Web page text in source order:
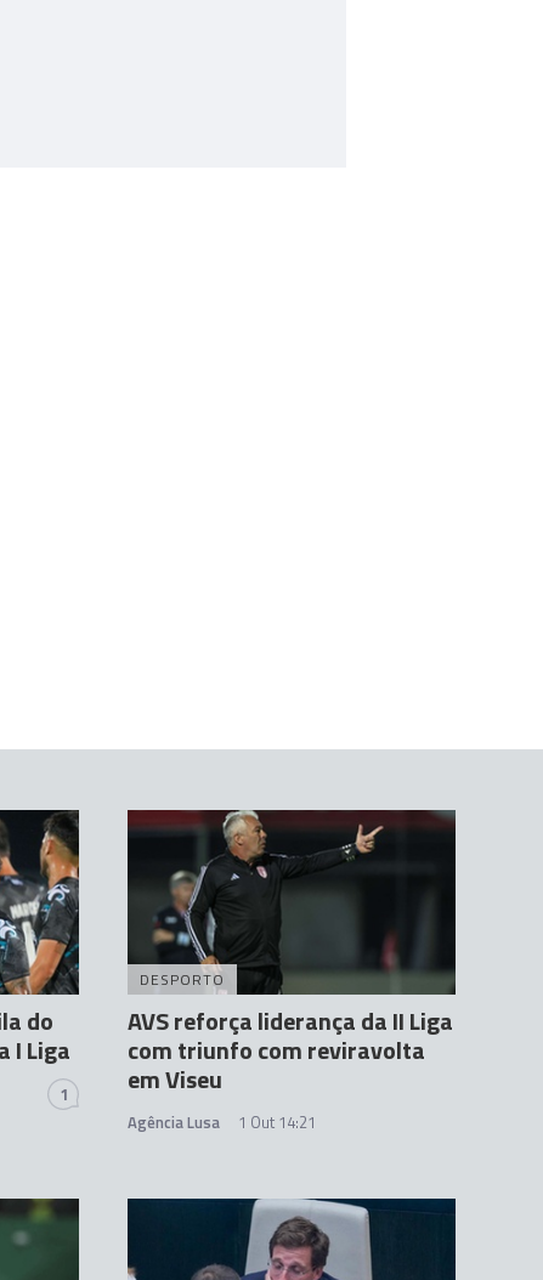
do
I Liga
1
DESPORTO
AVS reforça liderança da II Liga
com triunfo com reviravolta
em Viseu
Agência Lusa 1 Out 14:21